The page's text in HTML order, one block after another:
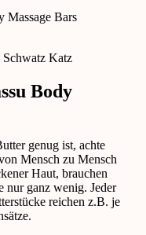
Massage Bars
Body
genug ist, achte
Mensch zu Mensch
Haut, brauchen
nur ganz wenig. Jeder
reichen z.B. je